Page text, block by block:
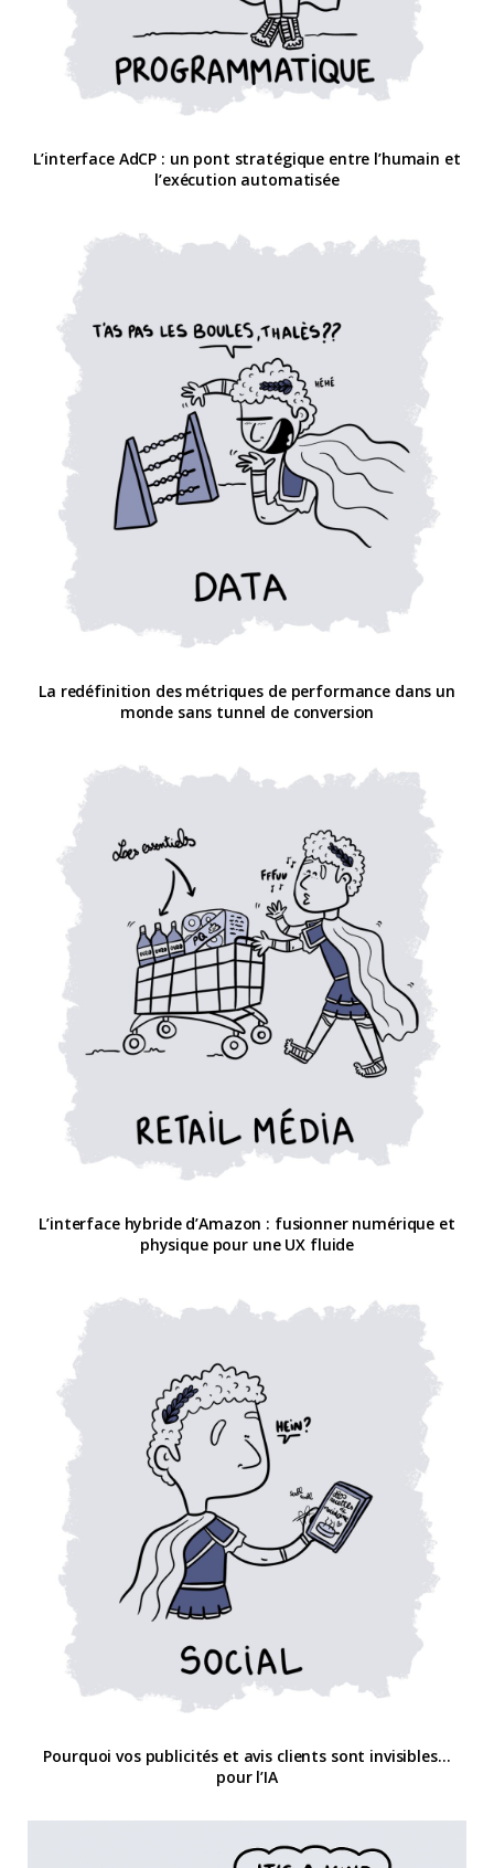
L’interface AdCP : un pont stratégique entre l’humain et
l’exécution automatisée
La redéfinition des métriques de performance dans un
monde sans tunnel de conversion
L’interface hybride d’Amazon : fusionner numérique et
physique pour une UX fluide
Pourquoi vos publicités et avis clients sont invisibles…
pour l’IA